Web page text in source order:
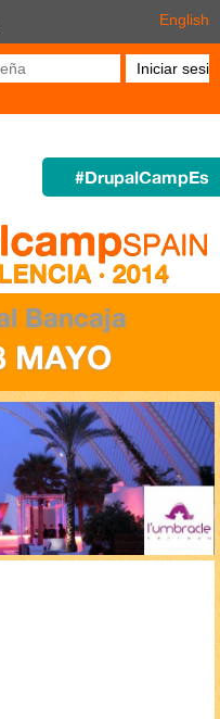
English
*
#DrupalCampEs
Bancaja
MAYO